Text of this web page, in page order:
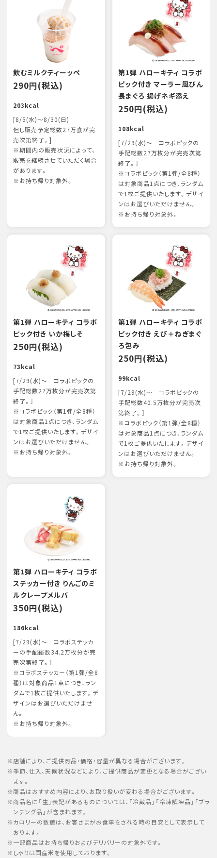
飲むミルクティーッペ
290円(税込)
203kcal
[8/5(水)～8/30(日)
但し販売予定総数27万食が完
売次第終了。]
※期間内の販売状況によって、
販売を継続させていただく場合
があります。
※お持ち帰り対象外。
第1弾 ハローキティ コラボ
ピック付き マーラー風びん
長まぐろ 揚げネギ添え
250円(税込)
108kcal
[7/29(水)～ コラボピックの
手配総数27万枚分が完売次第
終了。］
※コラボピック（第1弾/全8種）
は対象商品1点につき、ランダム
で1枚ご提供いたします。デザイ
ンはお選びいただけません。
※お持ち帰り対象外。
第1弾 ハローキティ コラボ
ピック付き いか梅しそ
250円(税込)
73kcal
[7/29(水)～ コラボピックの
手配総数27万枚分が完売次第
終了。］
※コラボピック（第1弾/全8種）
は対象商品1点につき、ランダム
で1枚ご提供いたします。デザイ
ンはお選びいただけません。
※お持ち帰り対象外。
第1弾 ハローキティ コラボ
ピック付き えび＋ねぎまぐ
ろ包み
250円(税込)
99kcal
[7/29(水)～ コラボピックの
手配総数40.5万枚分が完売次
第終了。］
※コラボピック（第1弾/全8種）
は対象商品1点につき、ランダム
で1枚ご提供いたします。デザイ
ンはお選びいただけません。
※お持ち帰り対象外。
第1弾 ハローキティ コラボ
ステッカー付き りんごのミ
ルクレープメルバ
350円(税込)
186kcal
[7/29(水)～ コラボステッカ
ーの手配総数34.2万枚分が完
売次第終了。］
※コラボステッカー（第1弾/全8
種）は対象商品1点につき、ラン
ダムで1枚ご提供いたします。デ
ザインはお選びいただけませ
ん。
※お持ち帰り対象外。
店舗により、ご提供商品・価格・容量が異なる場合がございます。
季節、仕入、天候状況などにより、ご提供商品が変更となる場合がござい
ます。
商品はおすすめ内容により、お取り扱いが変わる場合がございます。
商品名に「生」表記があるものについては、「冷蔵品」「冷凍解凍品」「ブラ
ンチング品」が含まれます。
カロリーの数値は、お客さまがお食事をされる時の目安として表示して
おります。
一部商品はお持ち帰りおよびデリバリーの対象外です。
しゃりは国産米を使用しております。